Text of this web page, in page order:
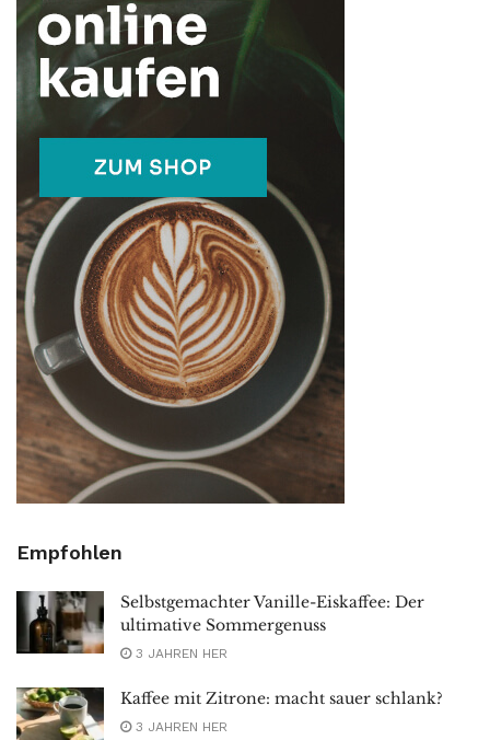
Empfohlen
Selbstgemachter Vanille-Eiskaffee: Der
ultimative Sommergenuss
3 JAHREN HER
Kaffee mit Zitrone: macht sauer schlank?
3 JAHREN HER